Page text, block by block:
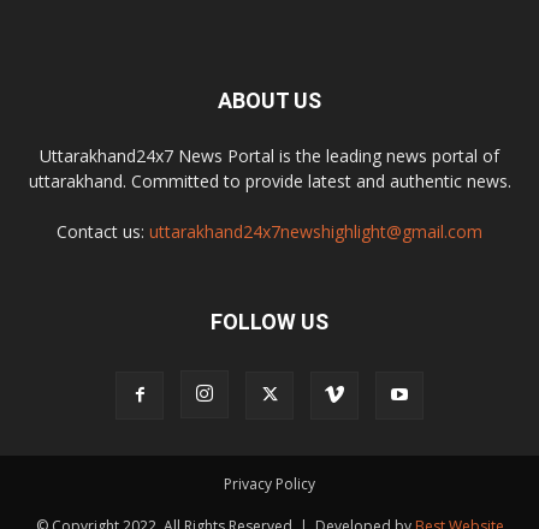
ABOUT US
Uttarakhand24x7 News Portal is the leading news portal of
uttarakhand. Committed to provide latest and authentic news.
Contact us: uttarakhand24x7newshighlight@gmail.com
FOLLOW US
Privacy Policy